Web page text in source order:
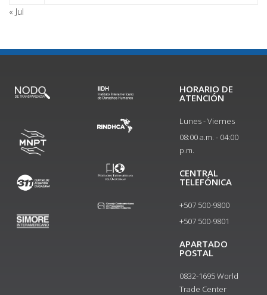
« Jul
HORARIO DE
ATENCIÓN
Lunes - Viernes
08:00 a.m. - 04:00
p.m.
CENTRAL
TELEFÓNICA
+507 500-9800
+507 500-9801​
APARTADO
POSTAL
0832-1695 World
Trade Center